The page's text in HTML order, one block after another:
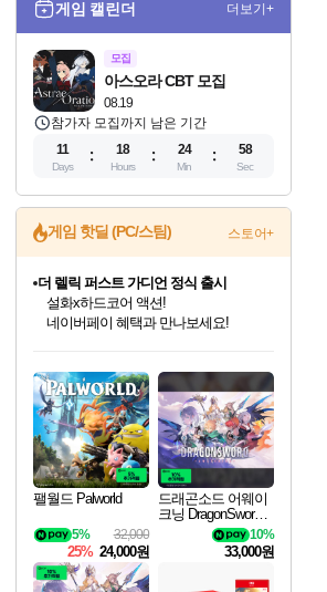
게임 캘린더 더보기+
모집
08.19
아스오라 CBT 모집
참가자 모집까지 남은 기간
11
Days
18
Hours
24
Min
57
Sec
게임 핫딜 (PC/스팀) 스토어+
최대 90% 할인가를 만나보세요!
네이버혜택과 함께 만나보세요!
50%할인&추가 적립까지!
네이버 포인트 혜택까지!
이니&베니 혜택까지!
네이버 혜택가와 함께 예약하세요!
할인&네이버혜택으로 만나보세요!
더 렐릭 퍼스트 가디언 정식 출시
설화x하드코어 액션!
네이버페이 혜택과 만나보세요!
40주년 프로모션으로 만나보세요!
할인가에 만나보세요!
일부 에디션 상시 할인!
혜택으로 예약 판매 중
편안하게 충전하세요
팰월드 Palworld
32,000
5%
25% 24,000원
드래곤소드 어웨이
크닝 DragonSword A
10%
33,000원